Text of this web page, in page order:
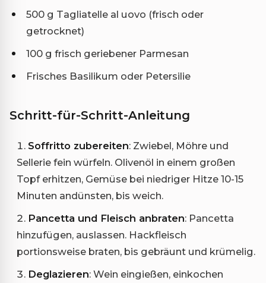
500 g Tagliatelle al uovo (frisch oder
getrocknet)
100 g frisch geriebener Parmesan
Frisches Basilikum oder Petersilie
Schritt-für-Schritt-Anleitung
Soffritto zubereiten: Zwiebel, Möhre und
Sellerie fein würfeln. Olivenöl in einem großen
Topf erhitzen, Gemüse bei niedriger Hitze 10-15
Minuten andünsten, bis weich.
Pancetta und Fleisch anbraten: Pancetta
hinzufügen, auslassen. Hackfleisch
portionsweise braten, bis gebräunt und krümelig.
Deglazieren: Wein eingießen, einkochen